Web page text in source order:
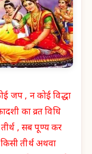
जप , न कोई विद्धा
का व्रत विधि
, सब पूण्य कर
तीर्थ अथवा